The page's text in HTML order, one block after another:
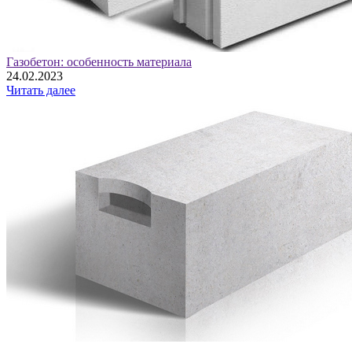
Газобетон: особенность материала
24.02.2023
Читать далее